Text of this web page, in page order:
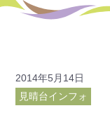
2014年5月14日
見晴台インフォ